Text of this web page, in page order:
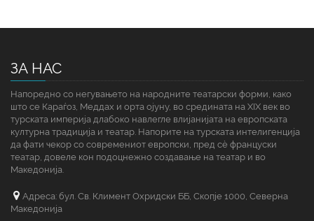
ЗА НАС
Напоредно со негувањето на народните театарски форми, како
што се Караѓоз, Меддах и орта ојуну, во средината на XIX век во
турската империја длабоко навлегле влијанијата на европската
културна традиција и театар. Напорите на турската интелигенција
да фати чекор со современиот европски, пред сè француски
театар, довеле кон подоцнежно создавање на театар и во
Македонија.
Адреса: бул. Св. Климент Охридски ББ, Скопје 1000, Северна
Македонија